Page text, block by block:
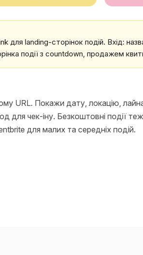
landing-сторінок подій. Вхід:
події з countdown, продажем
URL. Покажи дату, локацію,
для чек-іну. Безкоштовні події
для малих та середніх подій.